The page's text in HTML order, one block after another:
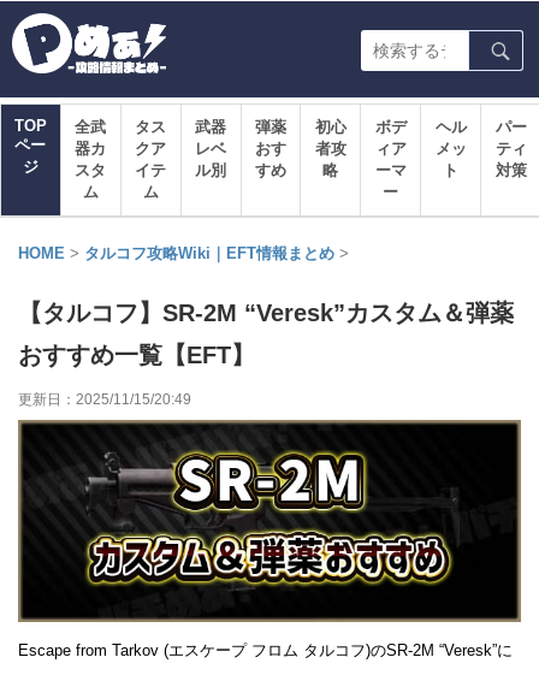
TOP
ペー
ジ
全武
器カ
スタ
ム
タス
クア
イテ
ム
武器
レベ
ル別
弾薬
おす
すめ
初心
者攻
略
ボデ
ィア
ーマ
ー
ヘル
メッ
ト
パー
ティ
対策
HOME > タルコフ攻略Wiki｜EFT情報まとめ >
【タルコフ】SR-2M “Veresk”カスタム＆弾薬
おすすめ一覧【EFT】
更新日： 2025/11/15/20:49
Escape from Tarkov (エスケープ フロム タルコフ)のSR-2M “Veresk”に